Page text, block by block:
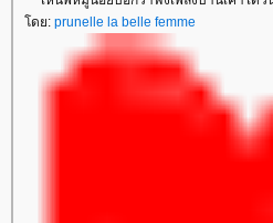
ดย: prunelle la belle femme